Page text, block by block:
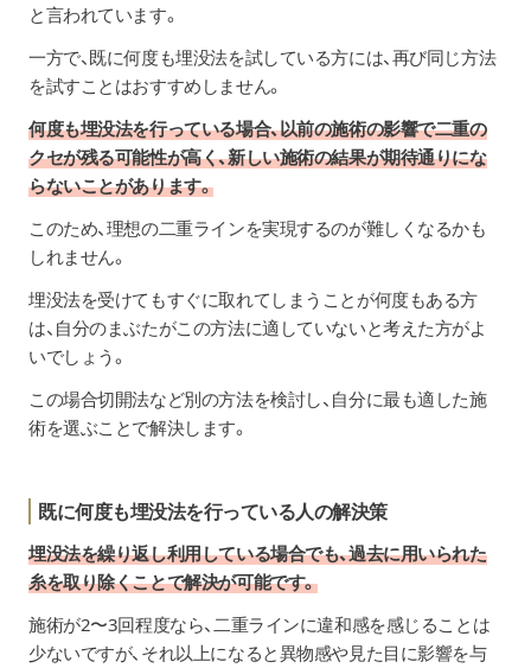
と言われています。
一方で、既に何度も埋没法を試している方には、再び同じ方法
を試すことはおすすめしません。
何度も埋没法を行っている場合、以前の施術の影響で二重の
クセが残る可能性が高く、新しい施術の結果が期待通りにな
らないことがあります。
このため、理想の二重ラインを実現するのが難しくなるかも
しれません。
埋没法を受けてもすぐに取れてしまうことが何度もある方
は、自分のまぶたがこの方法に適していないと考えた方がよ
いでしょう。
この場合切開法など別の方法を検討し、自分に最も適した施
術を選ぶことで解決します。
既に何度も埋没法を行っている人の解決策
埋没法を繰り返し利用している場合でも、過去に用いられた
糸を取り除くことで解決が可能です。
施術が2〜3回程度なら、二重ラインに違和感を感じることは
少ないですが、それ以上になると異物感や見た目に影響を与